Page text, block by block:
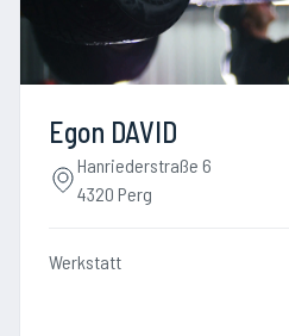
Egon DAVID
Hanriederstraße 6
4320 Perg
Werkstatt